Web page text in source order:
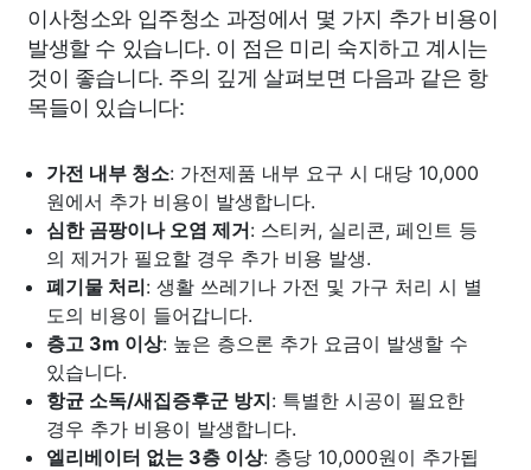
이사청소와 입주청소 과정에서 몇 가지 추가 비용이
발생할 수 있습니다. 이 점은 미리 숙지하고 계시는
것이 좋습니다. 주의 깊게 살펴보면 다음과 같은 항
목들이 있습니다:
가전 내부 청소: 가전제품 내부 요구 시 대당 10,000
원에서 추가 비용이 발생합니다.
심한 곰팡이나 오염 제거: 스티커, 실리콘, 페인트 등
의 제거가 필요할 경우 추가 비용 발생.
폐기물 처리: 생활 쓰레기나 가전 및 가구 처리 시 별
도의 비용이 들어갑니다.
층고 3m 이상: 높은 층으론 추가 요금이 발생할 수
있습니다.
항균 소독/새집증후군 방지: 특별한 시공이 필요한
경우 추가 비용이 발생합니다.
엘리베이터 없는 3층 이상: 층당 10,000원이 추가됩